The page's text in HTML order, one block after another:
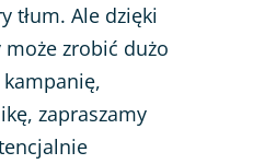
tłum. Ale dzięki
może zrobić dużo
zapraszamy